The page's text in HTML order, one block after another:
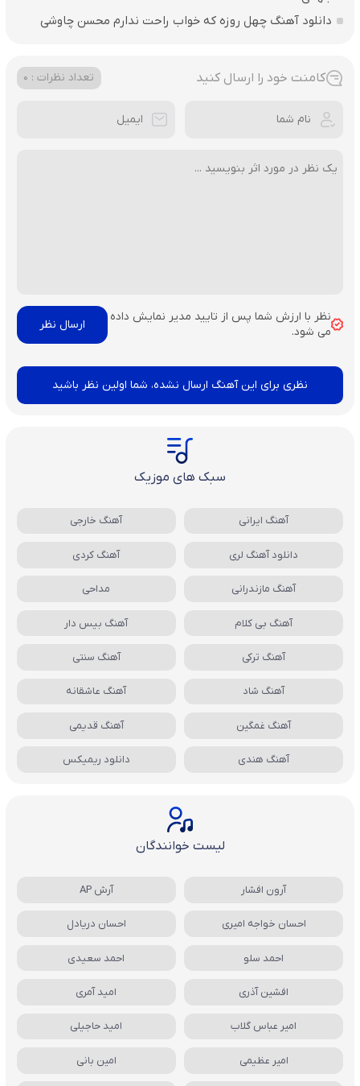
دانلود آهنگ چهل روزه که خواب راحت ندارم محسن چاوشی
کامنت خود را ارسال کنید تعداد نظرات : 0
نظر با ارزش شما پس از تایید مدیر نمایش داده
می شود.
نظری برای این آهنگ ارسال نشده، شما اولین نظر باشید
سبک های موزیک
آهنگ ایرانی آهنگ خارجی
دانلود آهنگ لری آهنگ کردی
آهنگ مازندرانی مداحی
آهنگ بی کلام آهنگ بیس دار
آهنگ ترکی آهنگ سنتی
آهنگ شاد آهنگ عاشقانه
آهنگ غمگین آهنگ قدیمی
آهنگ هندی دانلود ریمیکس
لیست خوانندگان
آرون افشار آرش AP
احسان خواجه امیری احسان دریادل
احمد سلو احمد سعیدی
افشین آذری امید آمری
امیر عباس گلاب امید حاجیلی
امیر عظیمی امین بانی